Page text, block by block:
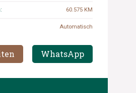
60.575 KM
Automatisch
WhatsApp